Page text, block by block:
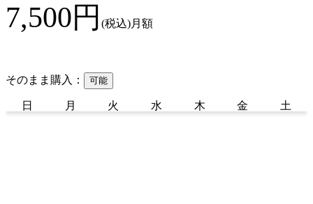
7,500円 (税込)月額
そのまま購入： 可能
日 月 火 水 木 金 土